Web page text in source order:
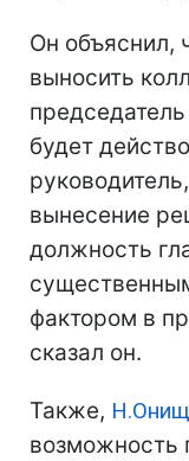
Он объяснил,
выносить
будет
вынесение
должность
фактором в
сказал он.
Также,
возможность